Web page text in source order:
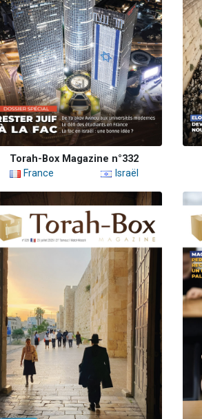
Torah-Box Magazine n°332
France
Israël